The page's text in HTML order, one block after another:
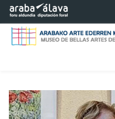
Eduki nagusira joan